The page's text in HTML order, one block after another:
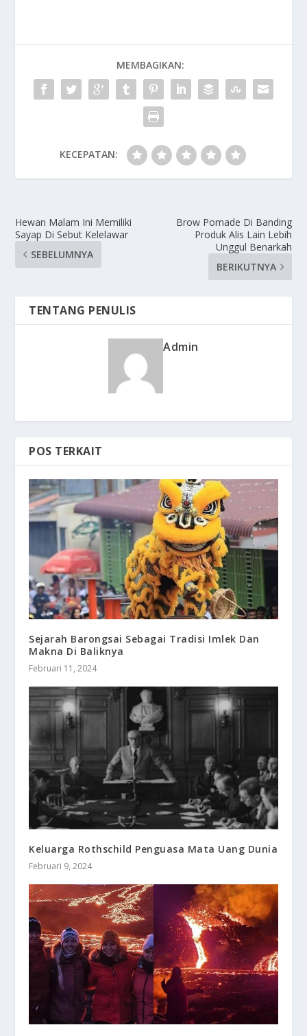
MEMBAGIKAN:
KECEPATAN:
Hewan Malam Ini Memiliki
Sayap Di Sebut Kelelawar
SEBELUMNYA
Brow Pomade Di Banding
Produk Alis Lain Lebih
Unggul Benarkah
BERIKUTNYA
TENTANG PENULIS
Admin
POS TERKAIT
Sejarah Barongsai Sebagai Tradisi Imlek Dan
Makna Di Baliknya
Februari 11, 2024
Keluarga Rothschild Penguasa Mata Uang Dunia
Februari 9, 2024